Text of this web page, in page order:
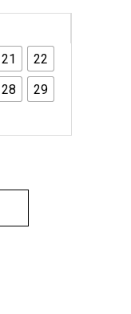
21
22
28
29